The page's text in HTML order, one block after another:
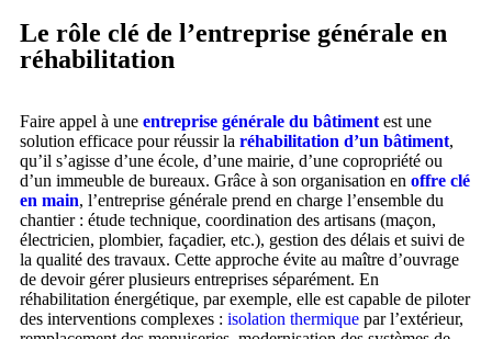
Le rôle clé de l’entreprise générale en
réhabilitation
Faire appel à une entreprise générale du bâtiment est une
solution efficace pour réussir la réhabilitation d’un bâtiment,
qu’il s’agisse d’une école, d’une mairie, d’une copropriété ou
d’un immeuble de bureaux. Grâce à son organisation en offre clé
en main, l’entreprise générale prend en charge l’ensemble du
chantier : étude technique, coordination des artisans (maçon,
électricien, plombier, façadier, etc.), gestion des délais et suivi de
la qualité des travaux. Cette approche évite au maître d’ouvrage
de devoir gérer plusieurs entreprises séparément. En
réhabilitation énergétique, par exemple, elle est capable de piloter
des interventions complexes : isolation thermique par l’extérieur,